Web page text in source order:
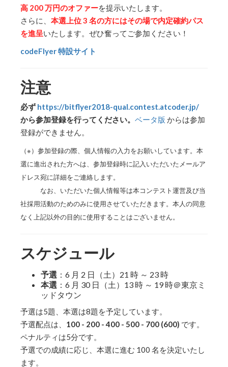
高 200 万円のオファーを提示いたします。
さらに、 本選上位 3 名の方にはその場で内定確約パス
を進呈いたします。ぜひ奮ってご参加ください！
codeFlyer 特設サイト
注意
必ず https://bitflyer2018-qual.contest.atcoder.jp/
から参加登録を行ってください。 ベータ版 からは参加
登録ができません。
（※）参加登録の際、個人情報の入力をお願いしています。本
選に進出された方へは、参加登録時に記入いただいたメールア
ドレス宛に詳細をご連絡します。
なお、いただいた個人情報等は本コンテスト運営及び当
社採用活動のためのみに使用させていただきます。本⼈の同意
なく上記以外の⽬的に使⽤することはございません。
スケジュール
予選 ：6 月 2 日（土）21 時 ～ 23 時
本選 ：6 月 30 日（土）13 時 ～ 19 時＠東京ミ
ッドタウン
予選は5題、本選は8題を予定しています。
予選配点は、 100 - 200 - 400 - 500 - 700 (600) です。
ペナルティは5分です。
予選での成績に応じ、本選に進む 100 名を決定いたし
ます。